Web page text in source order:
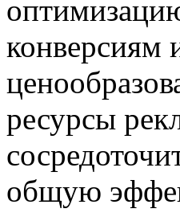
конверсиям
ресурсы
общую